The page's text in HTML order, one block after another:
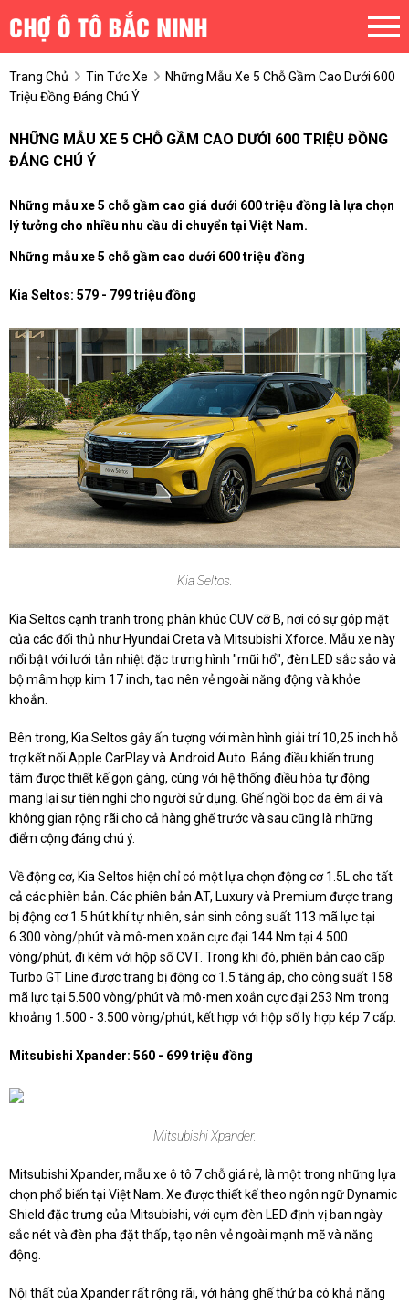
Trang Chủ Tin Tức Xe
Những Mẫu Xe 5 Chỗ Gầm Cao Dưới 600
Triệu Đồng Đáng Chú Ý
NHỮNG MẪU XE 5 CHỖ GẦM CAO DƯỚI 600 TRIỆU ĐỒNG
ĐÁNG CHÚ Ý
Những mẫu xe 5 chỗ gầm cao giá dưới 600 triệu đồng là lựa chọn
lý tưởng cho nhiều nhu cầu di chuyển tại Việt Nam.
Những mẫu xe 5 chỗ gầm cao dưới 600 triệu đồng
Kia Seltos: 579 - 799 triệu đồng
Kia Seltos.
Kia Seltos cạnh tranh trong phân khúc CUV cỡ B, nơi có sự góp mặt
của các đối thủ như Hyundai Creta và Mitsubishi Xforce. Mẫu xe này
nổi bật với lưới tản nhiệt đặc trưng hình "mũi hổ", đèn LED sắc sảo và
bộ mâm hợp kim 17 inch, tạo nên vẻ ngoài năng động và khỏe
khoắn.
Bên trong, Kia Seltos gây ấn tượng với màn hình giải trí 10,25 inch hỗ
trợ kết nối Apple CarPlay và Android Auto. Bảng điều khiển trung
tâm được thiết kế gọn gàng, cùng với hệ thống điều hòa tự động
mang lại sự tiện nghi cho người sử dụng. Ghế ngồi bọc da êm ái và
không gian rộng rãi cho cả hàng ghế trước và sau cũng là những
điểm cộng đáng chú ý.
Về động cơ, Kia Seltos hiện chỉ có một lựa chọn động cơ 1.5L cho tất
cả các phiên bản. Các phiên bản AT, Luxury và Premium được trang
bị động cơ 1.5 hút khí tự nhiên, sản sinh công suất 113 mã lực tại
6.300 vòng/phút và mô-men xoắn cực đại 144 Nm tại 4.500
vòng/phút, đi kèm với hộp số CVT. Trong khi đó, phiên bản cao cấp
Turbo GT Line được trang bị động cơ 1.5 tăng áp, cho công suất 158
mã lực tại 5.500 vòng/phút và mô-men xoắn cực đại 253 Nm trong
khoảng 1.500 - 3.500 vòng/phút, kết hợp với hộp số ly hợp kép 7 cấp.
Mitsubishi Xpander: 560 - 699 triệu đồng
Mitsubishi Xpander.
Mitsubishi Xpander, mẫu xe ô tô 7 chỗ giá rẻ, là một trong những lựa
chọn phổ biến tại Việt Nam. Xe được thiết kế theo ngôn ngữ Dynamic
Shield đặc trưng của Mitsubishi, với cụm đèn LED định vị ban ngày
sắc nét và đèn pha đặt thấp, tạo nên vẻ ngoài mạnh mẽ và năng
động.
Nội thất của Xpander rất rộng rãi, với hàng ghế thứ ba có khả năng